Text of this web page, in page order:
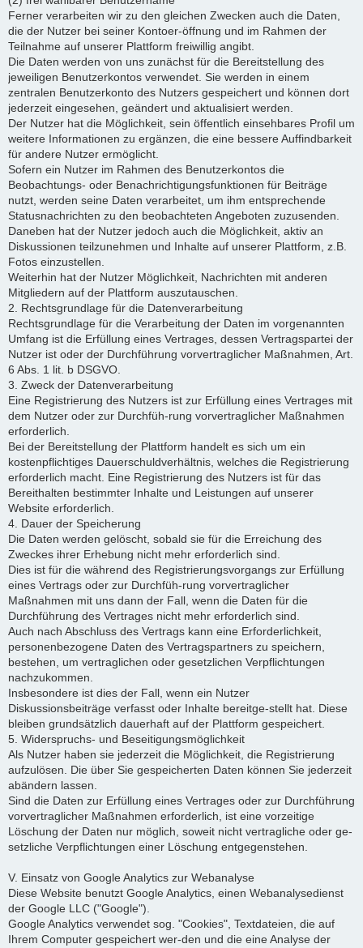
Ferner verarbeiten wir zu den gleichen Zwecken auch die Daten,
die der Nutzer bei seiner Kontoer-öffnung und im Rahmen der
Teilnahme auf unserer Plattform freiwillig angibt.
Die Daten werden von uns zunächst für die Bereitstellung des
jeweiligen Benutzerkontos verwendet. Sie werden in einem
zentralen Benutzerkonto des Nutzers gespeichert und können dort
jederzeit eingesehen, geändert und aktualisiert werden.
Der Nutzer hat die Möglichkeit, sein öffentlich einsehbares Profil um
weitere Informationen zu ergänzen, die eine bessere Auffindbarkeit
für andere Nutzer ermöglicht.
Sofern ein Nutzer im Rahmen des Benutzerkontos die
Beobachtungs- oder Benachrichtigungsfunktionen für Beiträge
nutzt, werden seine Daten verarbeitet, um ihm entsprechende
Statusnachrichten zu den beobachteten Angeboten zuzusenden.
Daneben hat der Nutzer jedoch auch die Möglichkeit, aktiv an
Diskussionen teilzunehmen und Inhalte auf unserer Plattform, z.B.
Fotos einzustellen.
Weiterhin hat der Nutzer Möglichkeit, Nachrichten mit anderen
Mitgliedern auf der Plattform auszutauschen.
2. Rechtsgrundlage für die Datenverarbeitung
Rechtsgrundlage für die Verarbeitung der Daten im vorgenannten
Umfang ist die Erfüllung eines Vertrages, dessen Vertragspartei der
Nutzer ist oder der Durchführung vorvertraglicher Maßnahmen, Art.
6 Abs. 1 lit. b DSGVO.
3. Zweck der Datenverarbeitung
Eine Registrierung des Nutzers ist zur Erfüllung eines Vertrages mit
dem Nutzer oder zur Durchfüh-rung vorvertraglicher Maßnahmen
erforderlich.
Bei der Bereitstellung der Plattform handelt es sich um ein
kostenpflichtiges Dauerschuldverhältnis, welches die Registrierung
erforderlich macht. Eine Registrierung des Nutzers ist für das
Bereithalten bestimmter Inhalte und Leistungen auf unserer
Website erforderlich.
4. Dauer der Speicherung
Die Daten werden gelöscht, sobald sie für die Erreichung des
Zweckes ihrer Erhebung nicht mehr erforderlich sind.
Dies ist für die während des Registrierungsvorgangs zur Erfüllung
eines Vertrags oder zur Durchfüh-rung vorvertraglicher
Maßnahmen mit uns dann der Fall, wenn die Daten für die
Durchführung des Vertrages nicht mehr erforderlich sind.
Auch nach Abschluss des Vertrags kann eine Erforderlichkeit,
personenbezogene Daten des Vertragspartners zu speichern,
bestehen, um vertraglichen oder gesetzlichen Verpflichtungen
nachzukommen.
Insbesondere ist dies der Fall, wenn ein Nutzer
Diskussionsbeiträge verfasst oder Inhalte bereitge-stellt hat. Diese
bleiben grundsätzlich dauerhaft auf der Plattform gespeichert.
5. Widerspruchs- und Beseitigungsmöglichkeit
Als Nutzer haben sie jederzeit die Möglichkeit, die Registrierung
aufzulösen. Die über Sie gespeicherten Daten können Sie jederzeit
abändern lassen.
Sind die Daten zur Erfüllung eines Vertrages oder zur Durchführung
vorvertraglicher Maßnahmen erforderlich, ist eine vorzeitige
Löschung der Daten nur möglich, soweit nicht vertragliche oder ge-
setzliche Verpflichtungen einer Löschung entgegenstehen.
V. Einsatz von Google Analytics zur Webanalyse
Diese Website benutzt Google Analytics, einen Webanalysedienst
der Google LLC ("Google").
Google Analytics verwendet sog. "Cookies", Textdateien, die auf
Ihrem Computer gespeichert wer-den und die eine Analyse der